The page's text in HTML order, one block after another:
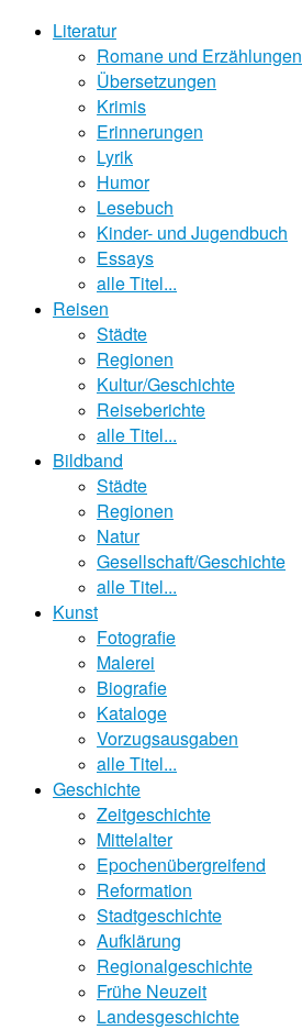
Literatur
Romane und Erzählungen
Übersetzungen
Krimis
Erinnerungen
Lyrik
Humor
Lesebuch
Kinder- und Jugendbuch
Essays
alle Titel...
Reisen
Städte
Regionen
Kultur/Geschichte
Reiseberichte
alle Titel...
Bildband
Städte
Regionen
Natur
Gesellschaft/Geschichte
alle Titel...
Kunst
Fotografie
Malerei
Biografie
Kataloge
Vorzugsausgaben
alle Titel...
Geschichte
Zeitgeschichte
Mittelalter
Epochenübergreifend
Reformation
Stadtgeschichte
Aufklärung
Regionalgeschichte
Frühe Neuzeit
Landesgeschichte